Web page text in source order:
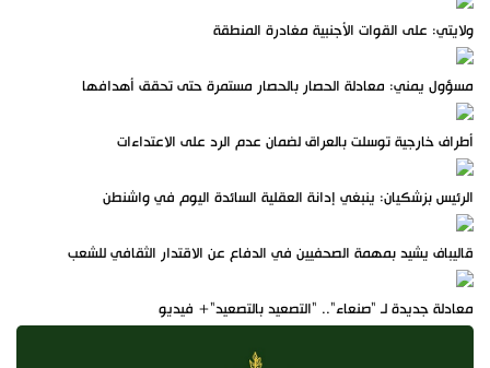
ولايتي: على القوات الأجنبية مغادرة المنطقة
مسؤول يمني: معادلة الحصار بالحصار مستمرة حتى تحقق أهدافها
أطراف خارجية توسلت بالعراق لضمان عدم الرد على الاعتداءات
الرئيس بزشكيان: ينبغي إدانة العقلية السائدة اليوم في واشنطن
قاليباف يشيد بمهمة الصحفيين في الدفاع عن الاقتدار الثقافي للشعب
معادلة جديدة لـ "صنعاء".. "التصعيد بالتصعيد"+ فيديو